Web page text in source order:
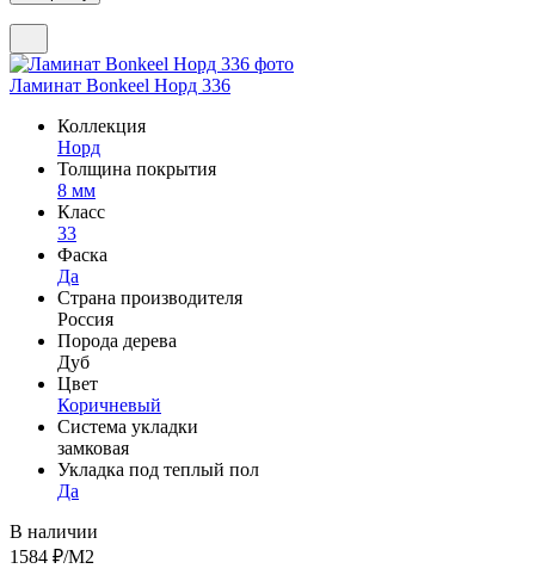
Ламинат Bonkeel Норд 336
Коллекция
Норд
Толщина покрытия
8 мм
Класс
33
Фаска
Да
Страна производителя
Россия
Порода дерева
Дуб
Цвет
Коричневый
Система укладки
замковая
Укладка под теплый пол
Да
В наличии
1584 ₽/М2